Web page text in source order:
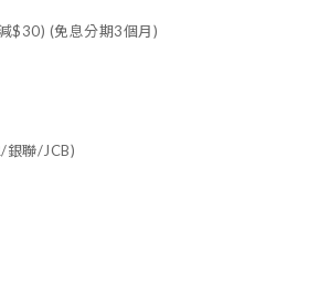
$30) (免息分期3個月)
銀聯/JCB)